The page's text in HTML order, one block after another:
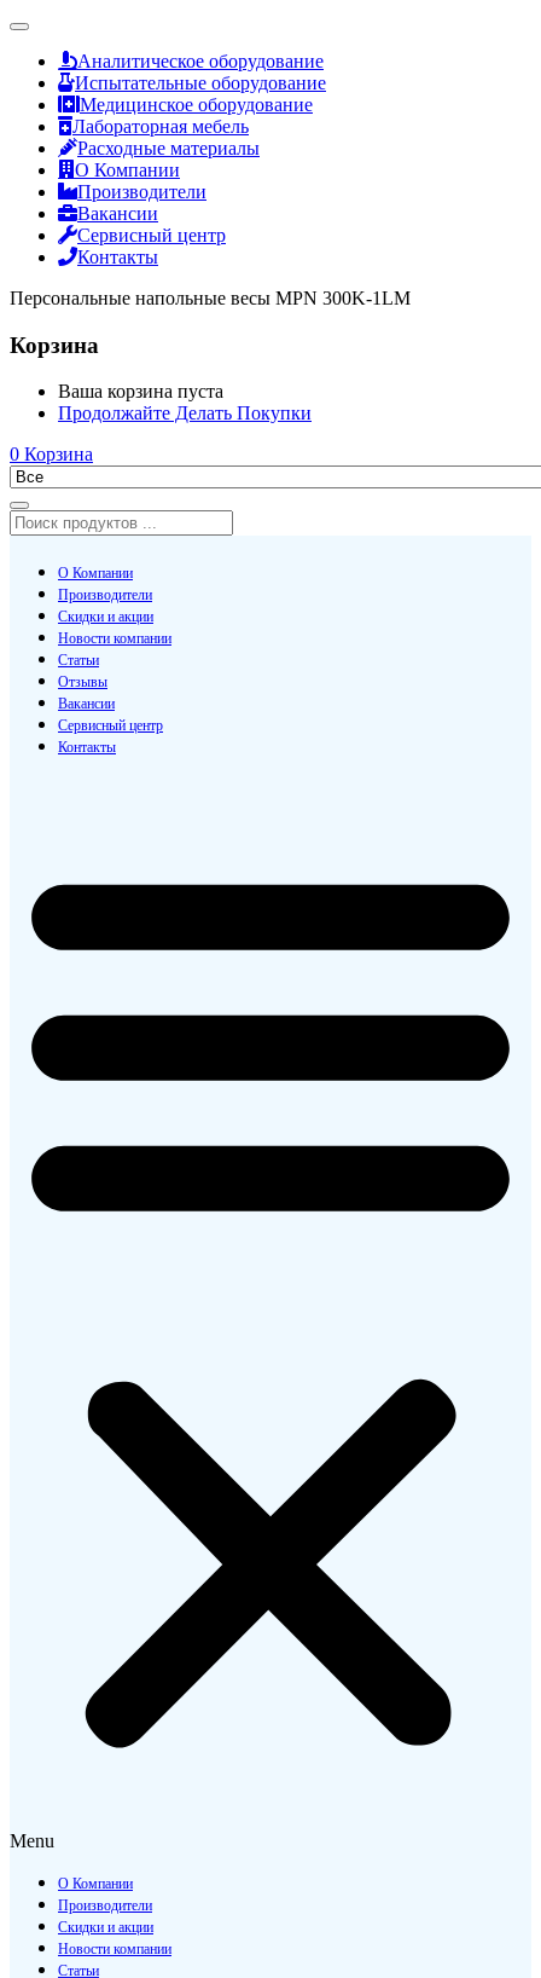
Аналитическое оборудование
Испытательные оборудование
Медицинское оборудование
Лабораторная мебель
Расходные материалы
О Компании
Производители
Вакансии
Сервисный центр
Контакты
Персональные напольные весы MPN 300K-1LM
Корзина
Ваша корзина пуста
Продолжайте Делать Покупки
0 Корзина
О Компании
Производители
Скидки и акции
Новости компании
Статьи
Отзывы
Вакансии
Сервисный центр
Контакты
Menu
О Компании
Производители
Скидки и акции
Новости компании
Статьи